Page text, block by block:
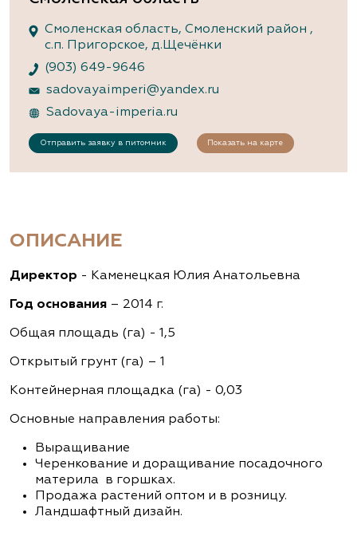
Смоленская область, Смоленский район ,
с.п. Пригорское, д.Щечёнки
(903) 649-9646
sadovayaimperi@yandex.ru
Sadovaya-imperia.ru
Отправить заявку в питомник Показать на карте
ОПИСАНИЕ
Директор - Каменецкая Юлия Анатольевна
Год основания – 2014 г.
Общая площадь (га) - 1,5
Открытый грунт (га) – 1
Контейнерная площадка (га) - 0,03
Основные направления работы:
Выращивание
Черенкование и доращивание посадочного
материла в горшках.
Продажа растений оптом и в розницу.
Ландшафтный дизайн.